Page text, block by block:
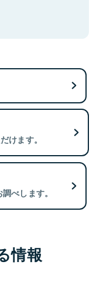
けます。
べします。
情報